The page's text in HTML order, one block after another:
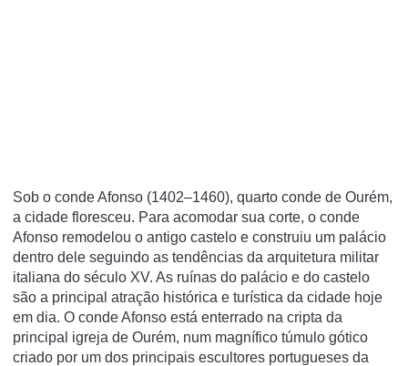
Sob o conde Afonso (1402–1460), quarto conde de Ourém,
a cidade floresceu. Para acomodar sua corte, o conde
Afonso remodelou o antigo castelo e construiu um palácio
dentro dele seguindo as tendências da arquitetura militar
italiana do século XV. As ruínas do palácio e do castelo
são a principal atração histórica e turística da cidade hoje
em dia. O conde Afonso está enterrado na cripta da
principal igreja de Ourém, num magnífico túmulo gótico
criado por um dos principais escultores portugueses da